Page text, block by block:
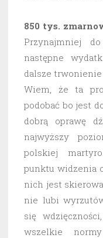
850 tys.
Przynajmniej
następne
dalsze
Wiem, że ta
podobać bo jest
dobrą oprawę
najwyższy
polskiej
punktu widzenia
nich jest
nie lubi
się
wszelkie